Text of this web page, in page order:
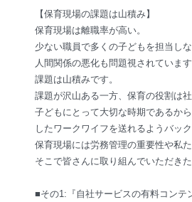
【保育現場の課題は山積み】
保育現場は離職率が高い。
少ない職員で多くの子どもを担当し
人間関係の悪化も問題視されていま
課題は山積みです。
課題が沢山ある一方、保育の役割は
子どもにとって大切な時期であるか
したワークワイフを送れるようバッ
保育現場には労務管理の重要性や私
そこで皆さんに取り組んでいただき
■その1:『自社サービスの有料コンテ